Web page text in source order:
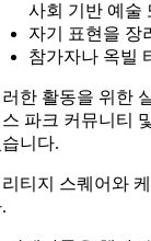
사회 기반 예술
자기 표현을 장
참가자나 옥빌
한 활동을 위한
파크 커뮤니티
니다.
티지 스퀘어와